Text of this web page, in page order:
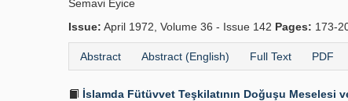
Semavi Eyice
Issue: April 1972, Volume 36 - Issue 142 Pages: 173-
Abstract Abstract (English) Full Text PDF
İslamda Fütüvvet Teşkilatının Doğuşu Meselesi